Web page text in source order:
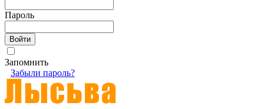
Пароль
Запомнить
Забыли пароль?